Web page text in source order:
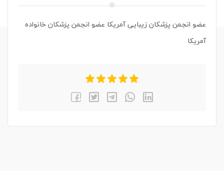
عضو انجمن پزشکان زیبایی آمریکا عضو انجمن پزشکان خانواده
آمریکا